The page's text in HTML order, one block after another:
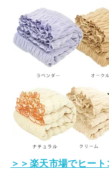
＞＞楽天市場でヒー